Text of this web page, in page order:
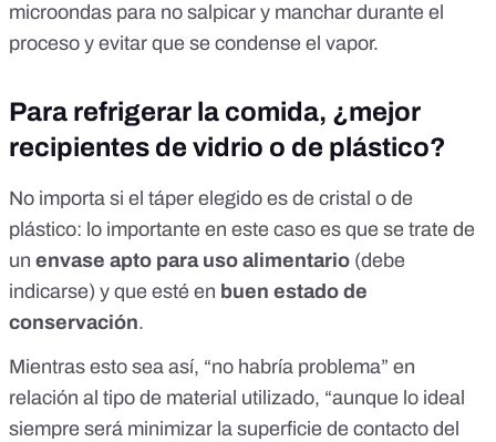
microondas para no salpicar y manchar durante el
proceso y evitar que se condense el vapor.
Para refrigerar la comida, ¿mejor
recipientes de vidrio o de plástico?
No importa si el táper elegido es de cristal o de
plástico: lo importante en este caso es que se trate de
un envase apto para uso alimentario (debe
indicarse) y que esté en buen estado de
conservación.
Mientras esto sea así, “no habría problema” en
relación al tipo de material utilizado, “aunque lo ideal
siempre será minimizar la superficie de contacto del